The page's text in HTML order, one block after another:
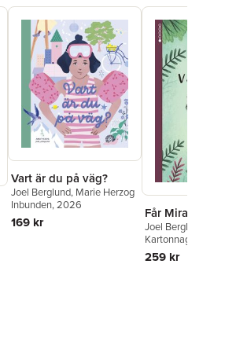
Vart är du på väg?
Joel Berglund, Marie Herzog
Inbunden, 2026
169 kr
Får Mira vara
Joel Berglund
Kartonnage
259 kr